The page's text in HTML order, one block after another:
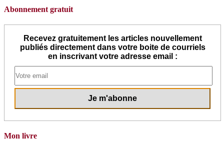
Abonnement gratuit
Recevez gratuitement les articles nouvellement
publiés directement dans votre boite de courriels
en inscrivant votre adresse email :
Mon livre